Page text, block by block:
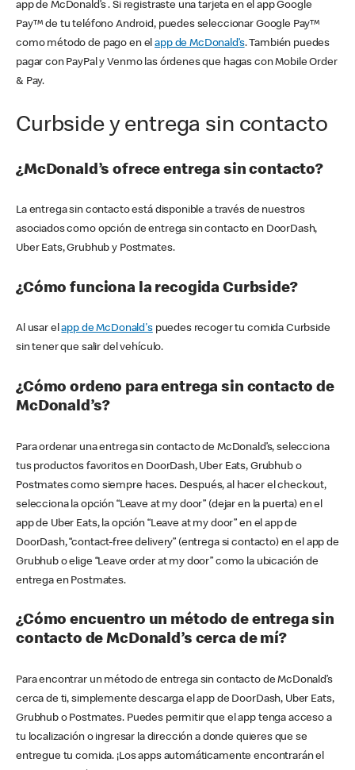
app de McDonald’s . Si registraste una tarjeta en el app Google
Pay™ de tu teléfono Android, puedes seleccionar Google Pay™
como método de pago en elapp de McDonald’s. También puedes
pagar con PayPal y Venmo las órdenes que hagas con Mobile Order
& Pay.
Curbside y entrega sin contacto
¿McDonald’s ofrece entrega sin contacto?
La entrega sin contacto está disponible a través de nuestros
asociados como opción de entrega sin contacto en DoorDash,
Uber Eats, Grubhub y Postmates.
¿Cómo funciona la recogida Curbside?
Al usar elapp de McDonald'spuedes recoger tu comida Curbside
sin tener que salir del vehículo.
¿Cómo ordeno para entrega sin contacto de
McDonald’s?
Para ordenar una entrega sin contacto de McDonald’s, selecciona
tus productos favoritos en DoorDash, Uber Eats, Grubhub o
Postmates como siempre haces. Después, al hacer el checkout,
selecciona la opción “Leave at my door” (dejar en la puerta) en el
app de Uber Eats, la opción “Leave at my door” en el app de
DoorDash, “contact-free delivery” (entrega si contacto) en el app de
Grubhub o elige “Leave order at my door” como la ubicación de
entrega en Postmates.
¿Cómo encuentro un método de entrega sin
contacto de McDonald’s cerca de mí?
Para encontrar un método de entrega sin contacto de McDonald’s
cerca de ti, simplemente descarga el app de DoorDash, Uber Eats,
Grubhub o Postmates. Puedes permitir que el app tenga acceso a
tu localización o ingresar la dirección a donde quieres que se
entregue tu comida. ¡Los apps automáticamente encontrarán el